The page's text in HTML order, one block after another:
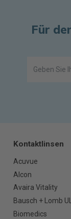
Für
Kontaktlinsen
Acuvue
Alcon
Avaira Vitality
Bausch + Lomb
Biomedics